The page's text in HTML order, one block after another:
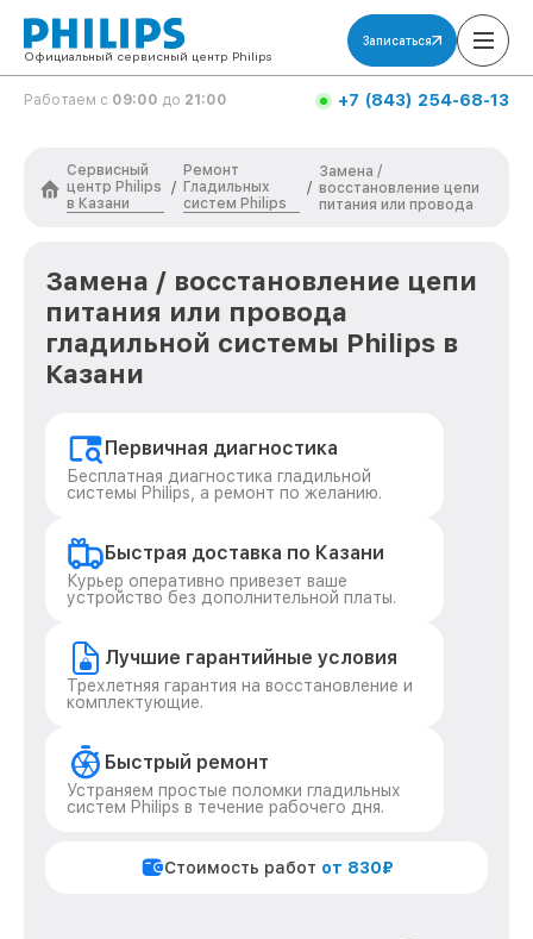
Официальный сервисный центр Philips
Записаться
Работаем с 09:00 до 21:00 +7 (843) 254-68-13
Сервисный
центр Philips
в Казани
/
Ремонт
Гладильных
систем Philips
/
Замена /
восстановление цепи
питания или провода
Замена / восстановление цепи
питания или провода
гладильной системы Philips в
Казани
Первичная диагностика
Бесплатная диагностика гладильной
системы Philips, а ремонт по желанию.
Быстрая доставка по Казани
Курьер оперативно привезет ваше
устройство без дополнительной платы.
Лучшие гарантийные условия
Трехлетняя гарантия на восстановление и
комплектующие.
Быстрый ремонт
Устраняем простые поломки гладильных
систем Philips в течение рабочего дня.
Стоимость работ от 830₽